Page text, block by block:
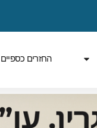
החזרים כספיים